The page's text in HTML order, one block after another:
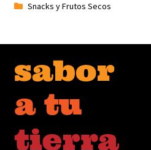
Snacks y Frutos Secos